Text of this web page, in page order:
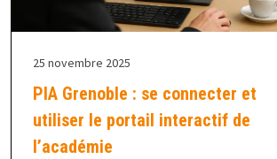
25 novembre 2025
PIA Grenoble : se connecter et
utiliser le portail interactif de
l’académie